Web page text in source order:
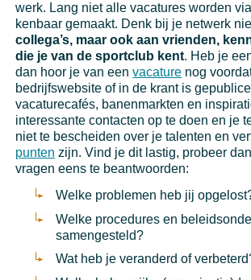
werk. Lang niet alle vacatures worden
kenbaar gemaakt. Denk bij je netwerk
collega’s, maar ook aan vrienden,
die je van de sportclub kent. Heb je
dan hoor je van eenvacature nog
bedrijfswebsite of in de krant is
vacaturecafés, banenmarkten en
interessante contacten op te doen en je
niet te bescheiden over je talenten en
punten zijn. Vind je dit lastig, probeer
vragen eens te beantwoorden:
Welke problemen heb jij
Welke procedures en
samengesteld?
Wat heb je veranderd of